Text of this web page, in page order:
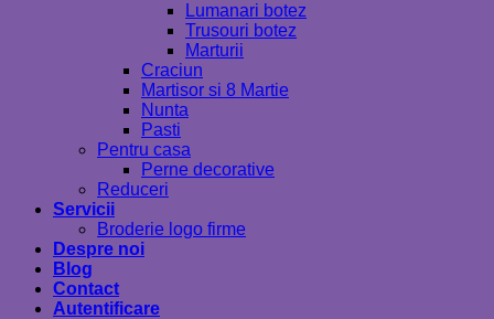
Lumanari botez
Trusouri botez
Marturii
Craciun
Martisor si 8 Martie
Nunta
Pasti
Pentru casa
Perne decorative
Reduceri
Servicii
Broderie logo firme
Despre noi
Blog
Contact
Autentificare